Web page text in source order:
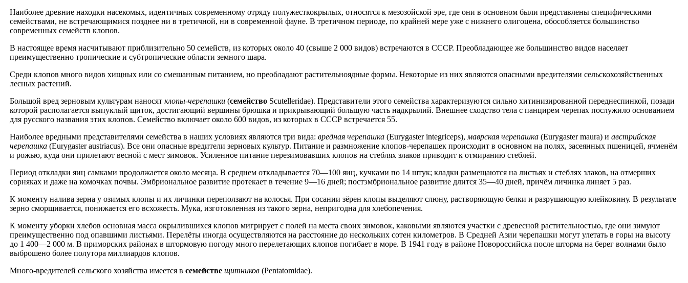
Наиболее древние находки насекомых, идентичных современному отряду полужесткокрылых, относятся к мезозойской эре, где они в основном были представлены специфическими
семействами, не встречающимися позднее ни в третичной, ни в современной фауне. В третичном периоде, по крайней мере уже с нижнего олигоцена, обособляется большинство
современных семейств клопов.
В настоящее время насчитывают приблизительно 50 семейств, из которых около 40 (свыше 2 000 видов) встречаются в СССР. Преобладающее же большинство видов населяет
преимущественно тропические и субтропические области земного шара.
Среди клопов много видов хищных или со смешанным питанием, но преобладают растительноядные формы. Некоторые из них являются опасными вредителями сельскохозяйственных
лесных растений.
Большой вред зерновым культурам наносят клопы-черепашки (семейство Scutelleridae). Представители этого семейства характеризуются сильно хитинизированной переднеспинкой, позади
которой располагается выпуклый щиток, достигающий вершины брюшка и прикрывающий большую часть надкрылий. Внешнее сходство тела с панцирем черепах послужило основанием
для русского названия этих клопов. Семейство включает около 600 видов, из которых в СССР встречается 55.
Наиболее вредными представителями семейства в наших условиях являются три вида: вредная черепашка (Eurygaster integriceps), маврская черепашка (Eurygaster maura) и австрийская
черепашка (Eurygaster austriacus). Все они опасные вредители зерновых культур. Питание и размножение клопов-черепашек происходит в основном на полях, засеянных пшеницей, ячменём
и рожью, куда они прилетают весной с мест зимовок. Усиленное питание перезимовавших клопов на стеблях злаков приводит к отмиранию стеблей.
Период откладки яиц самками продолжается около месяца. В среднем откладывается 70—100 яиц, кучками по 14 штук; кладки размещаются на листьях и стеблях злаков, на отмерших
сорняках и даже на комочках почвы. Эмбриональное развитие протекает в течение 9—16 дней; постэмбриональное развитие длится 35—40 дней, причём личинка линяет 5 раз.
К моменту налива зерна у озимых клопы и их личинки переползают на колосья. При сосании зёрен клопы выделяют слюну, растворяющую белки и разрушающую клейковину. В результате
зерно сморщивается, понижается его всхожесть. Мука, изготовленная из такого зерна, непригодна для хлебопечения.
К моменту уборки хлебов основная масса окрылившихся клопов мигрирует с полей на места своих зимовок, каковыми являются участки с древесной растительностью, где они зимуют
преимущественно под опавшими листьями. Перелёты иногда осуществляются на расстояние до нескольких сотен километров. В Средней Азии черепашки могут улетать в горы на высоту
до 1 400—2 000 м. В приморских районах в штормовую погоду много перелетающих клопов погибает в море. В 1941 году в районе Новороссийска после шторма на берег волнами было
выброшено более полутора миллиардов клопов.
Много-вредителей сельского хозяйства имеется в семействе щитников (Pentatomidae).